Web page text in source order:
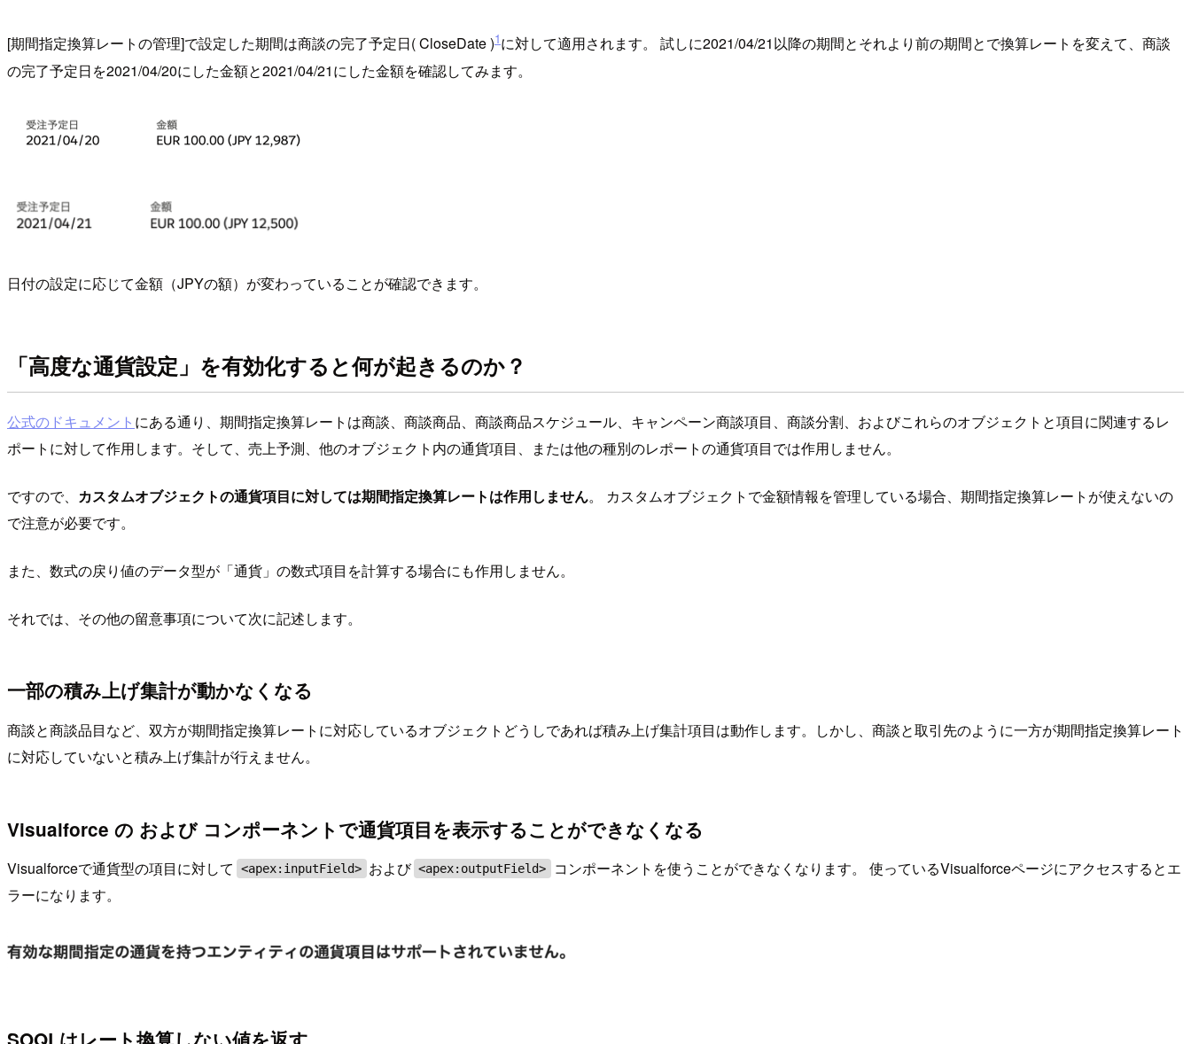
[期間指定換算レートの管理]で設定した期間は商談の完了予定日( CloseDate )1に対して適用されます。 試しに2021/04/21以降の期間とそれより前の期間とで換算レートを変えて、商談
の完了予定日を2021/04/20にした金額と2021/04/21にした金額を確認してみます。
日付の設定に応じて金額（JPYの額）が変わっていることが確認できます。
「高度な通貨設定」を有効化すると何が起きるのか？
公式のドキュメント にある通り、期間指定換算レートは商談、商談商品、商談商品スケジュール、キャンペーン商談項目、商談分割、およびこれらのオブジェクトと項目に関連するレ
ポートに対して作用します。そして、売上予測、他のオブジェクト内の通貨項目、または他の種別のレポートの通貨項目では作用しません。
ですので、 カスタムオブジェクトの通貨項目に対しては期間指定換算レートは作用しません。 カスタムオブジェクトで金額情報を管理している場合、期間指定換算レートが使えないの
で注意が必要です。
また、数式の戻り値のデータ型が「通貨」の数式項目を計算する場合にも作用しません。
それでは、その他の留意事項について次に記述します。
一部の積み上げ集計が動かなくなる
商談と商談品目など、双方が期間指定換算レートに対応しているオブジェクトどうしであれば積み上げ集計項目は動作します。しかし、商談と取引先のように一方が期間指定換算レート
に対応していないと積み上げ集計が行えません。
Visualforce の および コンポーネントで通貨項目を表示することができなくなる
Visualforceで通貨型の項目に対して <apex:inputField> および <apex:outputField>
コンポーネントを使うことができなくなります。 使っているVisualforceページにアクセスするとエ
ラーになります。